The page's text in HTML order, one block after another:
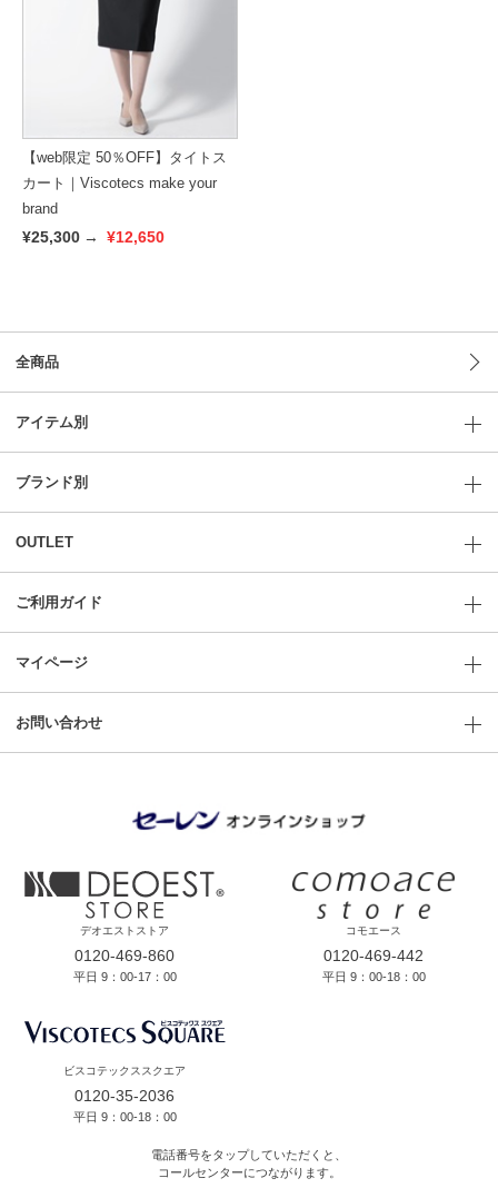
【web限定 50％OFF】タイトス
カート｜Viscotecs make your
brand
¥25,300 → ¥12,650
全商品
アイテム別
ブランド別
OUTLET
ご利用ガイド
マイページ
お問い合わせ
デオエストストア
0120-469-860
平日 9：00-17：00
コモエース
0120-469-442
平日 9：00-18：00
ビスコテックススクエア
0120-35-2036
平日 9：00-18：00
電話番号をタップしていただくと、
コールセンターにつながります。